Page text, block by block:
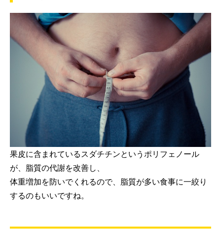
果皮に含まれているスダチチンというポリフェノール
が、脂質の代謝を改善し、
体重増加を防いでくれるので、脂質が多い食事に一絞り
するのもいいですね。